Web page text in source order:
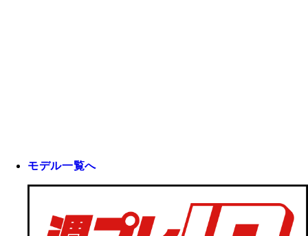
モデル一覧へ